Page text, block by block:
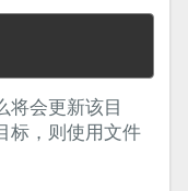
将会更新该目
标，则使用文件